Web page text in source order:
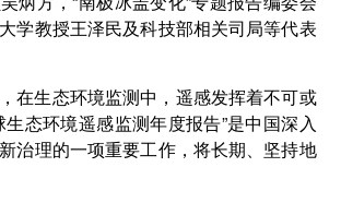
学教授王泽民及科技部相关司局等代表
在生态环境监测中，遥感发挥着不可或
生态环境遥感监测年度报告”是中国深入
治理的一项重要工作，将长期、坚持地